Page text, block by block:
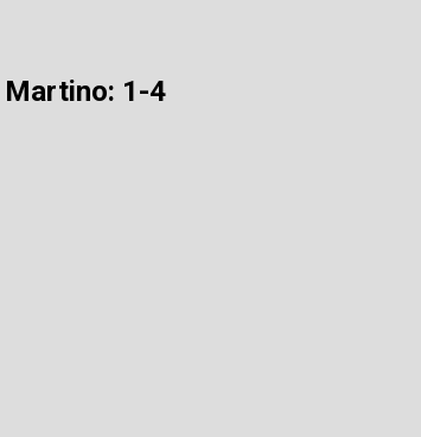
Martino: 1-4